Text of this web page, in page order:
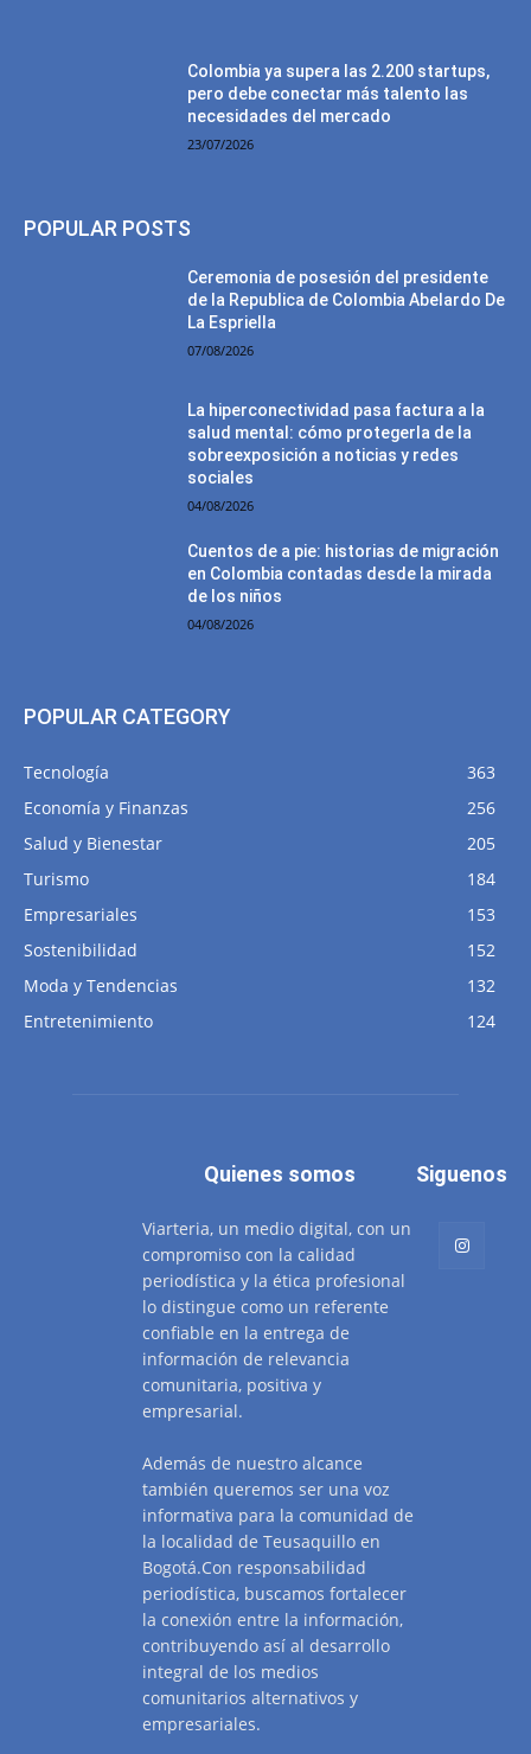
Colombia ya supera las 2.200 startups,
pero debe conectar más talento las
necesidades del mercado
23/07/2026
POPULAR POSTS
Ceremonia de posesión del presidente
de la Republica de Colombia Abelardo De
La Espriella
07/08/2026
La hiperconectividad pasa factura a la
salud mental: cómo protegerla de la
sobreexposición a noticias y redes
sociales
04/08/2026
Cuentos de a pie: historias de migración
en Colombia contadas desde la mirada
de los niños
04/08/2026
POPULAR CATEGORY
Tecnología
363
Economía y Finanzas
256
Salud y Bienestar
205
Turismo
184
Empresariales
153
Sostenibilidad
152
Moda y Tendencias
132
Entretenimiento
124
Quienes somos
Viarteria, un medio digital, con un
compromiso con la calidad
periodística y la ética profesional
lo distingue como un referente
confiable en la entrega de
información de relevancia
comunitaria, positiva y
empresarial.
Además de nuestro alcance
también queremos ser una voz
informativa para la comunidad de
la localidad de Teusaquillo en
Bogotá.Con responsabilidad
periodística, buscamos fortalecer
la conexión entre la información,
contribuyendo así al desarrollo
integral de los medios
comunitarios alternativos y
empresariales.
Siguenos